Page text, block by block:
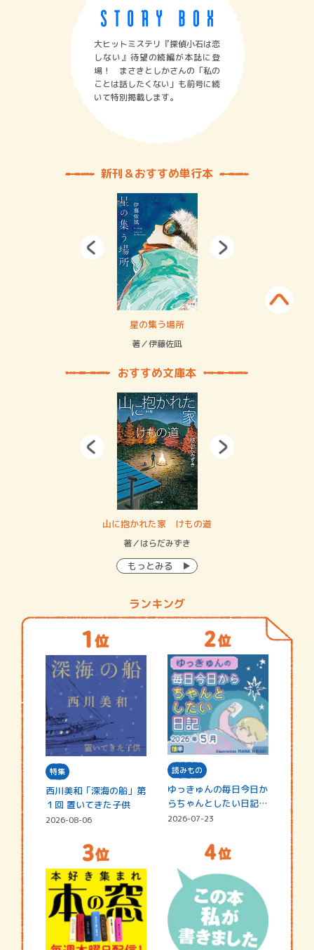
大ヒットミステリ『探偵小石は恋
しない』待望の続編が本誌に登
場！ まさきとしかさんの「私の
ことは話したくない」も前号に続
いて特別掲載します。
新刊＆おすすめ単行本
星の集う場所
著／伊藤佐凪
おすすめ文庫本
山に抱かれた家 けもの道
著／はらだみずき
もっとみる
ランキング
特集
西川美和「深海の船」第
１回 置いてきた子供
2026-08-06
読みもの
ゆっきゅんの毎日今日か
らちゃんとしたい日記
☆202…
2026-07-23